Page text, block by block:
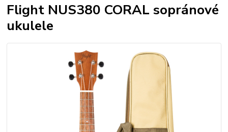
Flight NUS380 CORAL sopránové
ukulele